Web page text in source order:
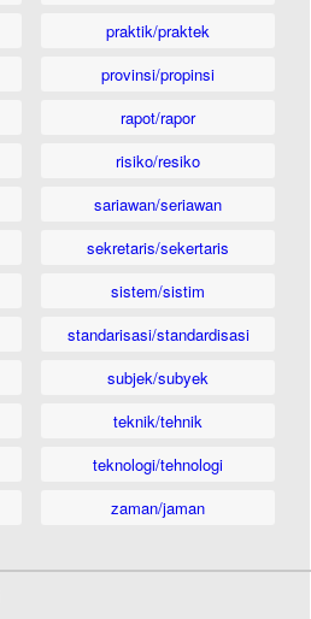
praktik/praktek
provinsi/propinsi
rapot/rapor
risiko/resiko
sariawan/seriawan
sekretaris/sekertaris
sistem/sistim
standarisasi/standardisasi
subjek/subyek
teknik/tehnik
teknologi/tehnologi
zaman/jaman